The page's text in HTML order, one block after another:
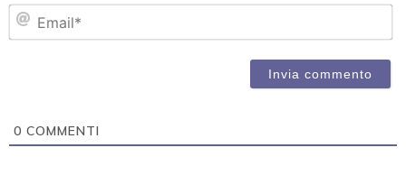
0 COMMENTI